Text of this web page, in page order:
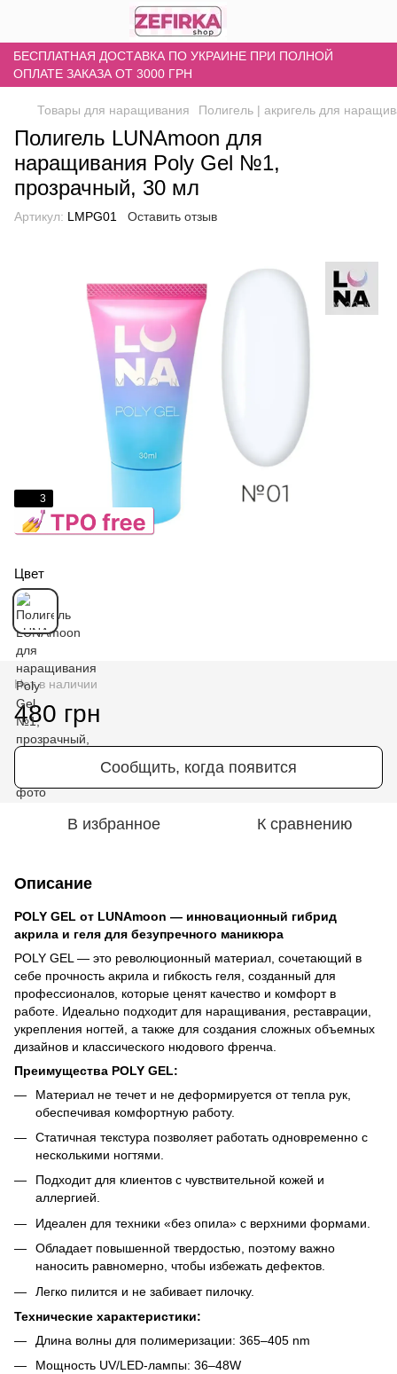
БЕСПЛАТНАЯ ДОСТАВКА ПО УКРАИНЕ ПРИ ПОЛНОЙ
ОПЛАТЕ ЗАКАЗА ОТ 3000 ГРН
Товары для наращивания Полигель | акригель для
Полигель LUNAmoon для
наращивания Poly Gel №1,
прозрачный, 30 мл
Артикул: LMPG01 Оставить отзыв
3
Цвет
Нет в наличии
480 грн
Сообщить, когда появится
В избранное К сравнению
Описание
POLY GEL от LUNAmoon — инновационный гибрид
акрила и геля для безупречного маникюра
POLY GEL — это революционный материал, сочетающий в
себе прочность акрила и гибкость геля, созданный для
профессионалов, которые ценят качество и комфорт в
работе. Идеально подходит для наращивания, реставрации,
укрепления ногтей, а также для создания сложных объемных
дизайнов и классического нюдового френча.
Преимущества POLY GEL:
Материал не течет и не деформируется от тепла рук,
обеспечивая комфортную работу.
Статичная текстура позволяет работать одновременно с
несколькими ногтями.
Подходит для клиентов с чувствительной кожей и
аллергией.
Идеален для техники «без опила» с верхними формами.
Обладает повышенной твердостью, поэтому важно
наносить равномерно, чтобы избежать дефектов.
Легко пилится и не забивает пилочку.
Технические характеристики:
Длина волны для полимеризации: 365–405 nm
Мощность UV/LED-лампы: 36–48W